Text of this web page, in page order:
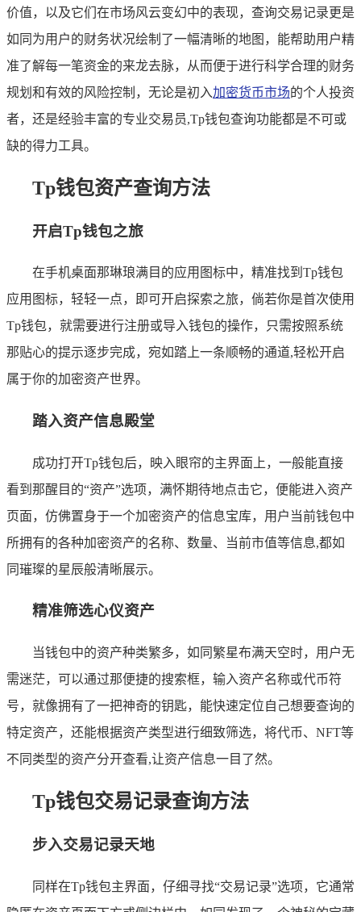
价值，以及它们在市场风云变幻中的表现，查询交易记录更是
如同为用户的财务状况绘制了一幅清晰的地图，能帮助用户精
准了解每一笔资金的来龙去脉，从而便于进行科学合理的财务
规划和有效的风险控制，无论是初入加密货币市场的个人投资
者，还是经验丰富的专业交易员,Tp钱包查询功能都是不可或
缺的得力工具。
Tp钱包资产查询方法
开启Tp钱包之旅
在手机桌面那琳琅满目的应用图标中，精准找到Tp钱包
应用图标，轻轻一点，即可开启探索之旅，倘若你是首次使用
Tp钱包，就需要进行注册或导入钱包的操作，只需按照系统
那贴心的提示逐步完成，宛如踏上一条顺畅的通道,轻松开启
属于你的加密资产世界。
踏入资产信息殿堂
成功打开Tp钱包后，映入眼帘的主界面上，一般能直接
看到那醒目的“资产”选项，满怀期待地点击它，便能进入资产
页面，仿佛置身于一个加密资产的信息宝库，用户当前钱包中
所拥有的各种加密资产的名称、数量、当前市值等信息,都如
同璀璨的星辰般清晰展示。
精准筛选心仪资产
当钱包中的资产种类繁多，如同繁星布满天空时，用户无
需迷茫，可以通过那便捷的搜索框，输入资产名称或代币符
号，就像拥有了一把神奇的钥匙，能快速定位自己想要查询的
特定资产，还能根据资产类型进行细致筛选，将代币、NFT等
不同类型的资产分开查看,让资产信息一目了然。
Tp钱包交易记录查询方法
步入交易记录天地
同样在Tp钱包主界面，仔细寻找“交易记录”选项，它通常